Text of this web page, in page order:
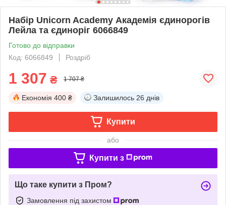
Набір Unicorn Academy Академія єдинорогів
Лейла та єдиноріг 6066849
Готово до відправки
Код: 6066849
Роздріб
1 307 ₴ 1 707 ₴
Економія 400 ₴ Залишилось 26 днів
Купити
або
Купити з
Що таке купити з Пром?
Замовлення під захистом